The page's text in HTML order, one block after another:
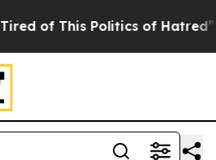
This Politics of Hatred” The